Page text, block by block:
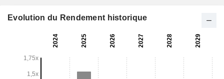
Evolution du Rendement historique